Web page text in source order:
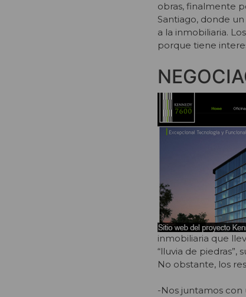
obras, finalmente
Santiago, donde
a la inmobiliaria.
porque tiene
inmobiliaria que
“lluvia de
No obstante, los
-Nos juntamos